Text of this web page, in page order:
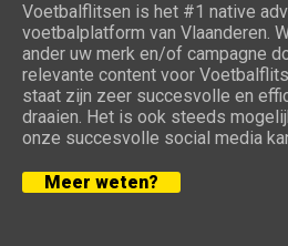
Voetbalflitsen is het #1 native
voetbalplatform van Vlaanderen.
ander uw merk en/of campagne
relevante content voor
staat zijn zeer succesvolle en
draaien. Het is ook steeds
onze succesvolle social media
Meer weten?